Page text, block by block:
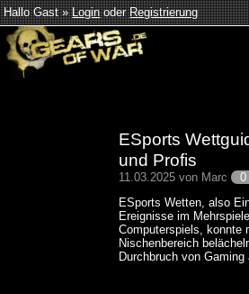
Hallo Gast »LoginoderRegistrierung
ESports
und Profis
11.03.2025 von Marc 0
ESports Wetten, also
Ereignisse im
Computerspiels, konnte
Nischenbereich
Durchbruch von